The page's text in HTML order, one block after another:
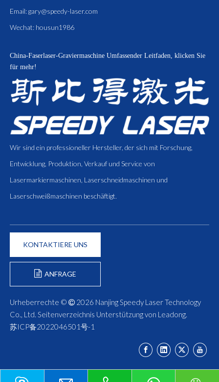
Email:gary@speedy-laser.com
Wechat: housun1986
China-Faserlaser-Graviermaschine Umfassender Leitfaden, klicken Sie
für mehr!
Wir sind ein professioneller Hersteller, der sich mit Forschung,
Entwicklung, Produktion, Verkauf und Service von
Lasermarkiermaschinen, Laserschneidmaschinen und
Laserschweißmaschinen beschäftigt.
KONTAKTIERE UNS
ANFRAGE
FORMULIEREN
Urheberrechte ©  2026 Nanjing Speedy Laser Technology
Co., Ltd. Seitenverzeichnis Unterstützung von Leadong.
苏ICP备2022046501号-1